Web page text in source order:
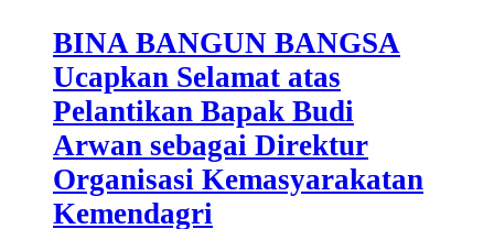
BINA BANGUN BANGSA
Ucapkan Selamat atas
Pelantikan Bapak Budi
Arwan sebagai Direktur
Organisasi Kemasyarakatan
Kemendagri